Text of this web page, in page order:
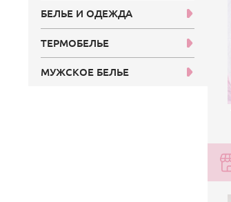
БЕЛЬЕ И ОДЕЖДА
ТЕРМОБЕЛЬЕ
МУЖСКОЕ БЕЛЬЕ